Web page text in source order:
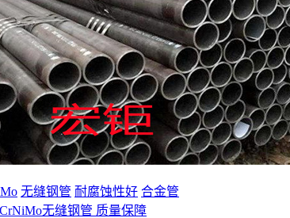
无缝钢管 耐腐蚀性好 合金管
无缝钢管 质量保障